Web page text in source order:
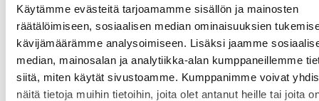
Käytämme evästeitä tarjoamamme sisällön ja mainosten
räätälöimiseen, sosiaalisen median ominaisuuksien
kävijämäärämme analysoimiseen. Lisäksi jaamme
median, mainosalan ja analytiikka-alan kumppaneillemme
siitä, miten käytät sivustoamme. Kumppanimme voivat
näitä tietoja muihin tietoihin, joita olet antanut heille tai joita
Ketterässä mallissa on selvää, että Epic
Owner ja Product Owner ovat kokeneen
ammattilaisen rooleja, joihin liittyy paljon
vastuuta ja päätöksentekoa.